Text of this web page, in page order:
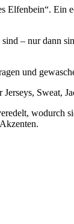
Elfenbein“. Ein
– nur dann
und
Sweat,
wodurch